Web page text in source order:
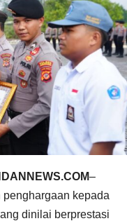
–
kepada
dinilai berprestasi